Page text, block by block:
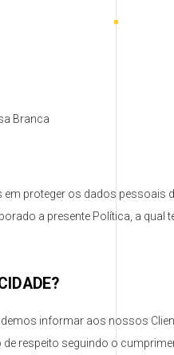
Branca
proteger os dados
a presente Política, a
informar aos nossos
respeito seguindo o